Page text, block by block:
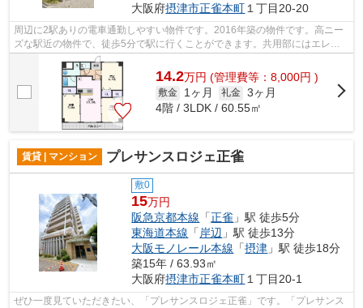
大阪府摂津市正雀本町 １丁目20-20
周辺に2駅ありの電車通勤しやすい物件です。2016年築の物件です。高ニー
ズな駅近の物件で、徒歩5分で駅に行くことができます。共用部にはエレベ
ータ・敷地内ごみ置き場などが揃ってお...
14.2万円 (管理費等：8,000円 )
敷金 1ヶ月 礼金 3ヶ月
4階 / 3LDK / 60.55㎡
賃貸 | マンション プレサンスロジェ正雀
敷0
15万円
阪急京都本線 「正雀 」駅 徒歩5分
東海道本線 「岸辺 」駅 徒歩13分
大阪モノレール本線 「摂津 」駅 徒歩18分
築15年 / 63.93㎡
大阪府摂津市正雀本町１丁目20-1
ぜひ一度見ていただきたい、「プレサンスロジェ正雀」です。「プレサンス